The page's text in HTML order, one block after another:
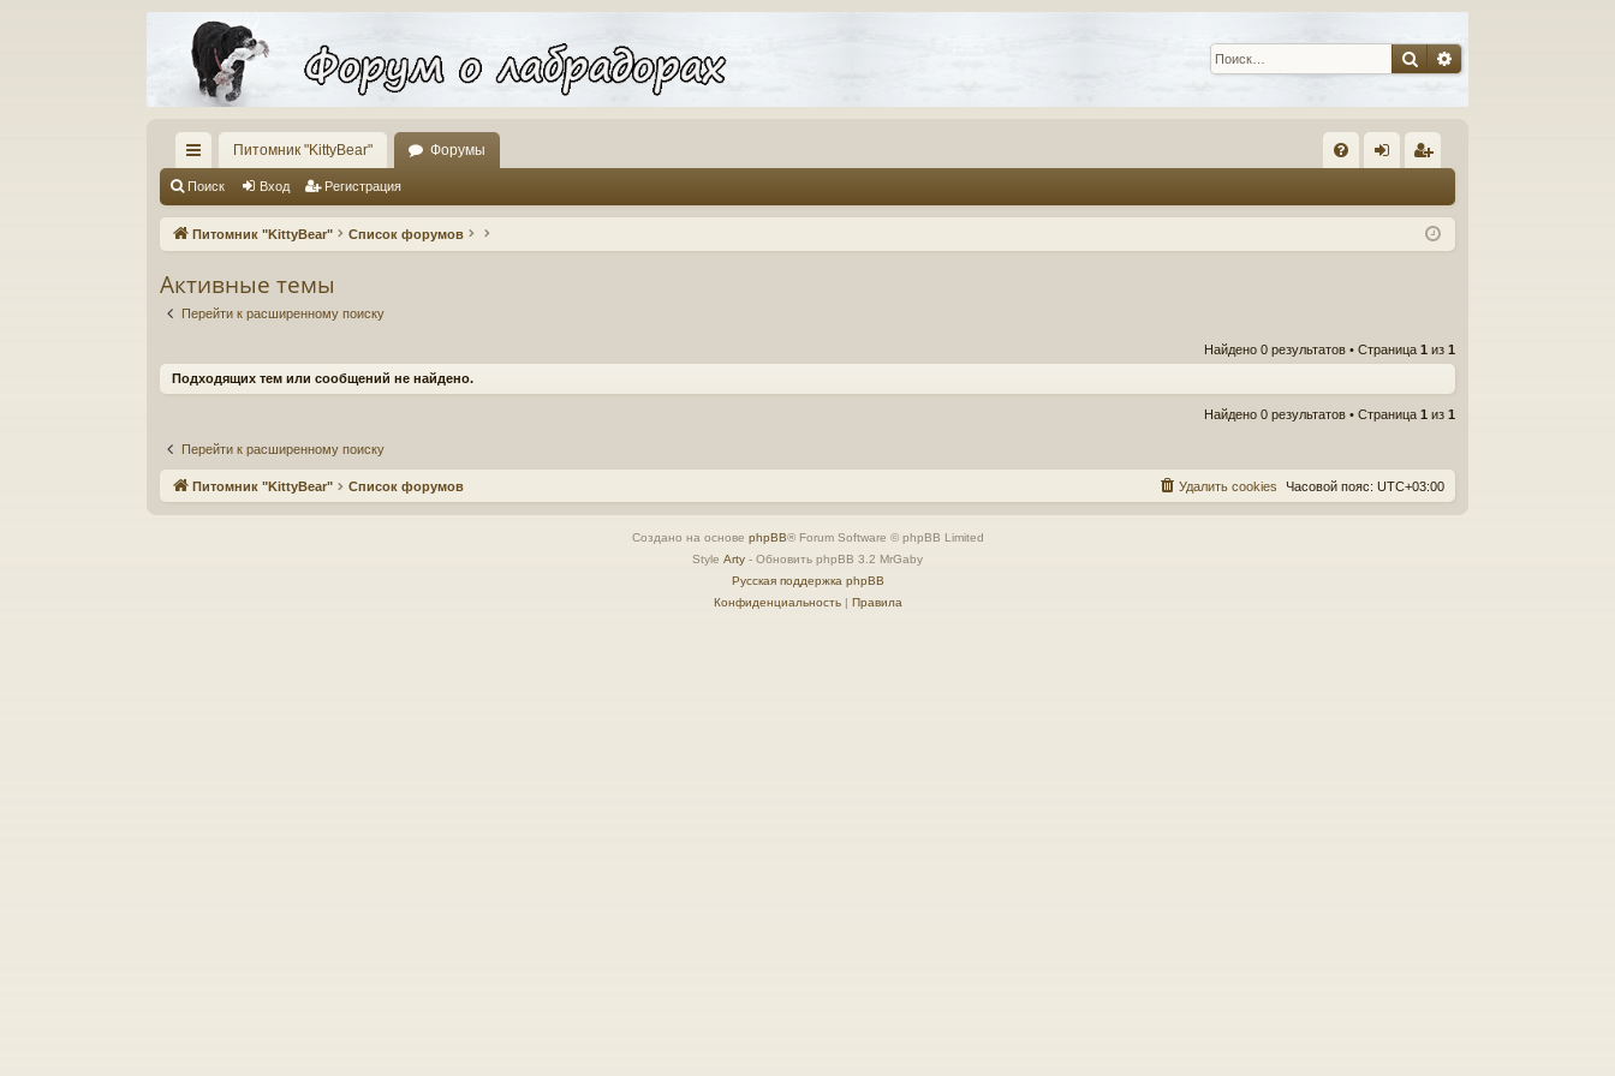
Поиск
С
с
ы
и
Питомник "KittyBear" Форумы
Q д ис
Поиск Вход Регистрация
Питомник "KittyBear" Список форумов
Активные темы
Перейти к расширенному поиску
Найдено 0 результатов • Страница 1 из 1
Подходящих тем или сообщений не найдено.
Найдено 0 результатов • Страница 1 из 1
Перейти к расширенному поиску
Питомник "KittyBear" Список форумов Часовой пояс: UTC+03:00
Удалить cookies
Создано на основе phpBB® Forum Software © phpBB Limited
Style Arty - Обновить phpBB 3.2 MrGaby
Русская поддержка phpBB
Конфиденциальность| Правила